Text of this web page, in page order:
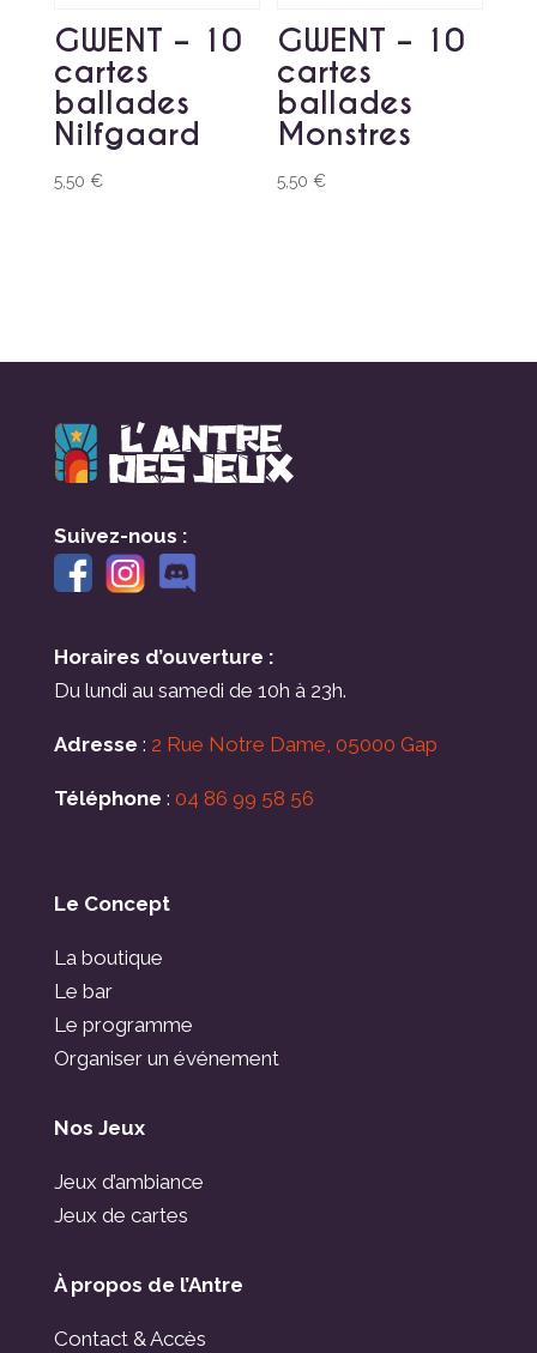
GWENT – 10
cartes
ballades
Nilfgaard
5,50 €
GWENT – 10
cartes
ballades
Monstres
5,50€
Suivez-nous :
Horaires d’ouverture :
Du lundi au samedi de 10h à 23h.
Adresse : 2 Rue Notre Dame, 05000 Gap
Téléphone : 04 86 99 58 56
Le Concept
La boutique
Le bar
Le programme
Organiser un événement
Nos Jeux
Jeux d’ambiance
Jeux de cartes
À propos de l’Antre
Contact & Accès